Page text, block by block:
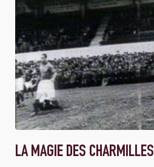
LA MAGIE DES CHARMILLES